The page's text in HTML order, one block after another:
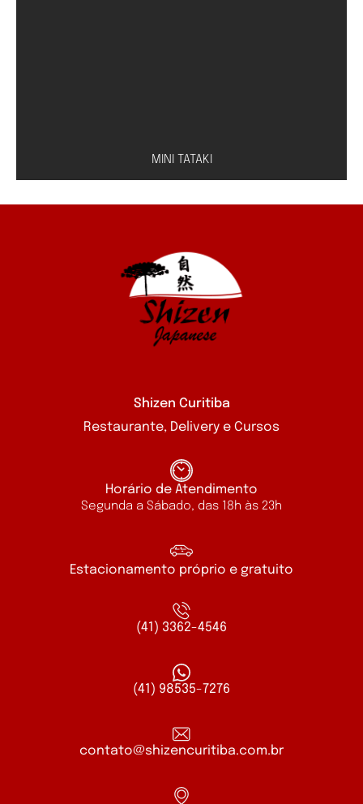
MINI TATAKI
Peixe à escolha (salmão, atum ou peixe branco)
com molho especial de shoyu e limão
Shizen Curitiba
Restaurante, Delivery e Cursos
Horário de Atendimento
Segunda a Sábado, das 18h às 23h
Estacionamento próprio e gratuito
(41) 3362-4546
(41) 98535-7276
contato@shizencuritiba.com.br